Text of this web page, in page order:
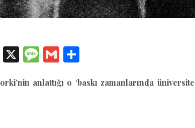
Threads
X Message
Gmail
anlattığı o ‘baskı zamanlarında